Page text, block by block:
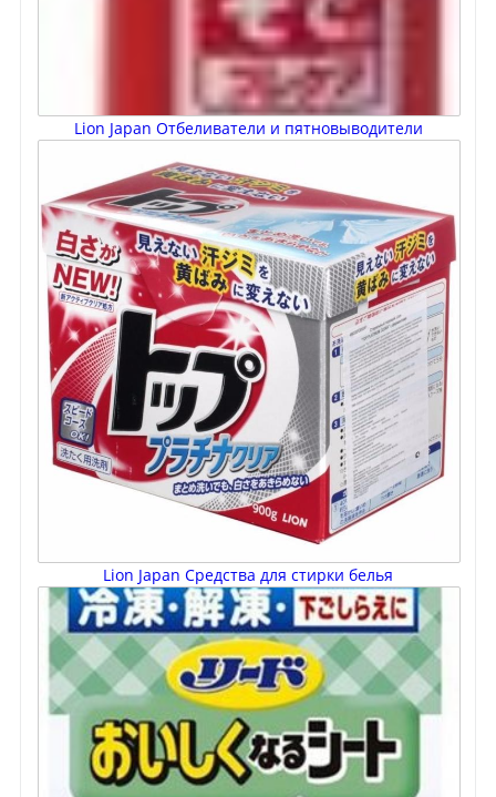
Lion Japan Отбеливатели и пятновыводители
Lion Japan Средства для стирки белья